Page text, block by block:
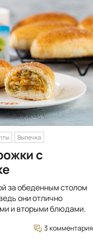
Выпечка
с
за обеденным столом
они отлично
и вторыми блюдами.
3 комментария